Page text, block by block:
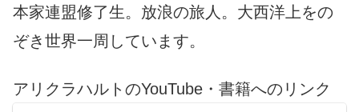
本家連盟修了生。放浪の旅人。大西洋上をの
ぞき世界一周しています。
アリクラハルトのYouTube・書籍へのリンク